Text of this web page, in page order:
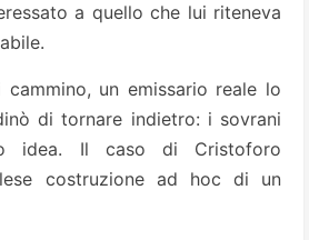
a quello che lui riteneva
un emissario reale lo
di tornare indietro: i sovrani
idea. Il caso di Cristoforo
costruzione ad hoc di un